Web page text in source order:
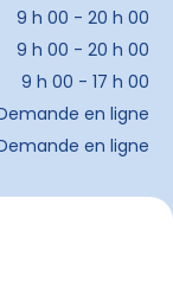
9 h 00 - 20 h 00
9 h 00 - 20 h 00
9 h 00 - 17 h 00
en ligne
en ligne